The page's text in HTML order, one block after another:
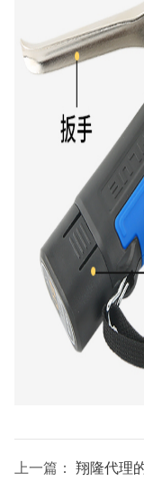
上一篇： 翔隆代理的